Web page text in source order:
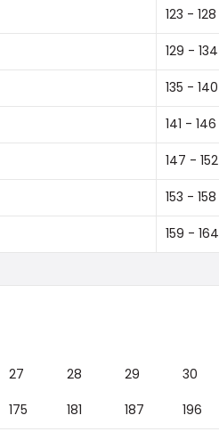
123 - 128
129 - 134
135 - 140
141 - 146
147 - 152
153 - 158
159 - 164
27 28 29 30
175 181 187 196